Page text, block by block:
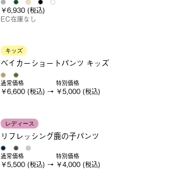
￥6,930 (税込)
EC在庫なし
キッズ
ベイカーショートパンツ キッズ
通常価格
￥6,600 (税込)
特別価格
￥5,000 (税込)
レディース
リフレッシング鹿の子パンツ
通常価格
￥5,500 (税込)
特別価格
￥4,000 (税込)